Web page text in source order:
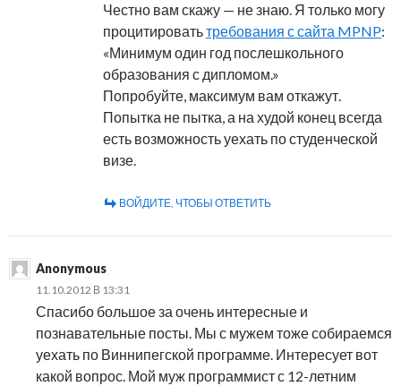
Честно вам скажу — не знаю. Я только могу
процитироватьтребования с сайта MPNP:
«Минимум один год послешкольного
образования с дипломом.»
Попробуйте, максимум вам откажут.
Попытка не пытка, а на худой конец всегда
есть возможность уехать по студенческой
визе.
ВОЙДИТЕ, ЧТОБЫ ОТВЕТИТЬ
Anonymous
11.10.2012 В 13:31
Спасибо большое за очень интересные и
познавательные посты. Мы с мужем тоже собираемся
уехать по Виннипегской программе. Интересует вот
какой вопрос. Мой муж программист с 12-летним